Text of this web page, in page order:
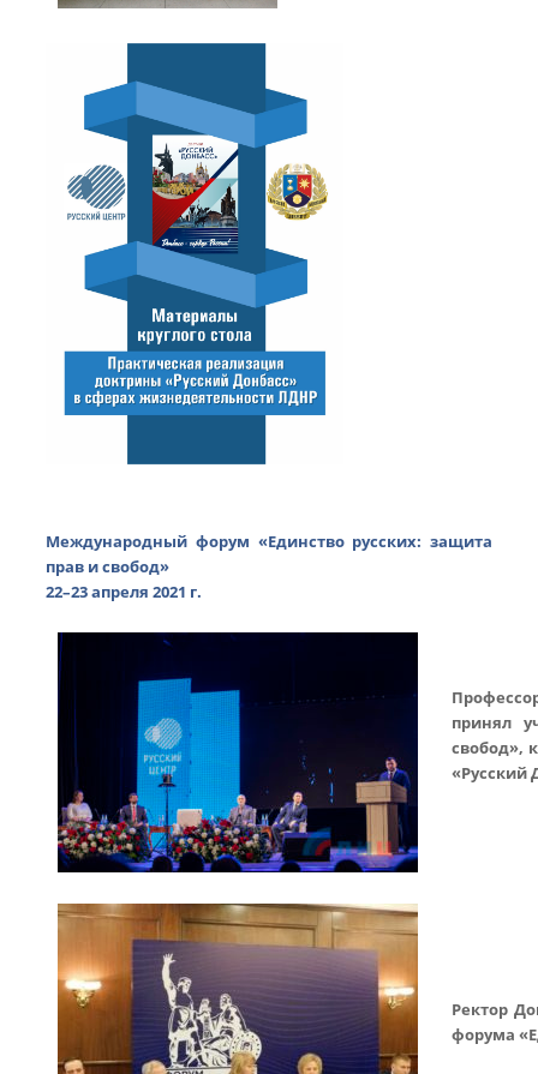
Международный форум «Единство русских: защита
прав и свобод»
22–23 апреля 2021 г.
принял
свобод»,
«Русский
Ректор
форума